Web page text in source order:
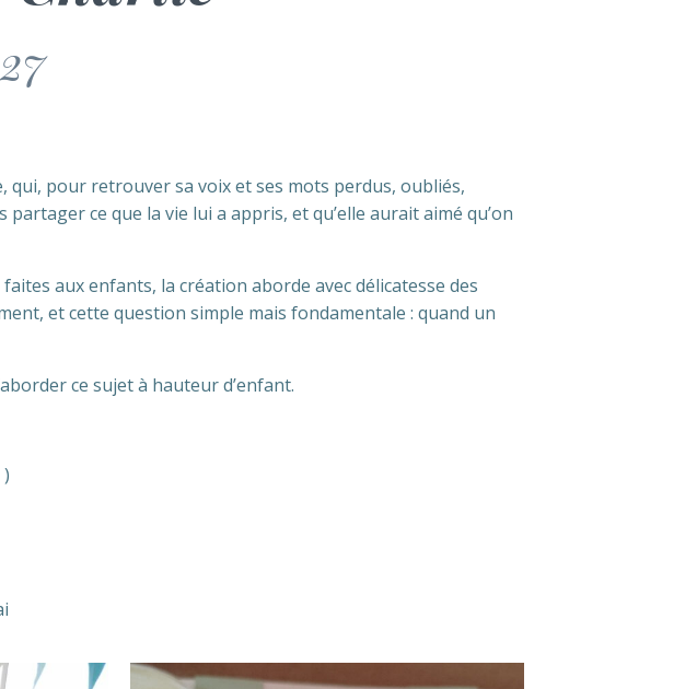
qui, pour retrouver sa voix et ses mots perdus, oubliés,
ce que la vie lui a appris, et qu’elle aurait aimé qu’on
aux enfants, la création aborde avec délicatesse des
et cette question simple mais fondamentale : quand un
ce sujet à hauteur d’enfant.